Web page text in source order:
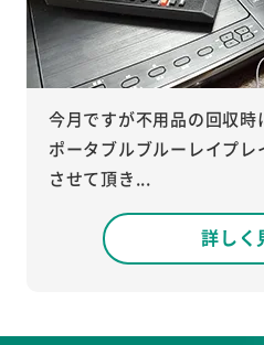
今月ですが不用品の回収時
ポータブルブルーレイプ
させて頂き...
詳しく